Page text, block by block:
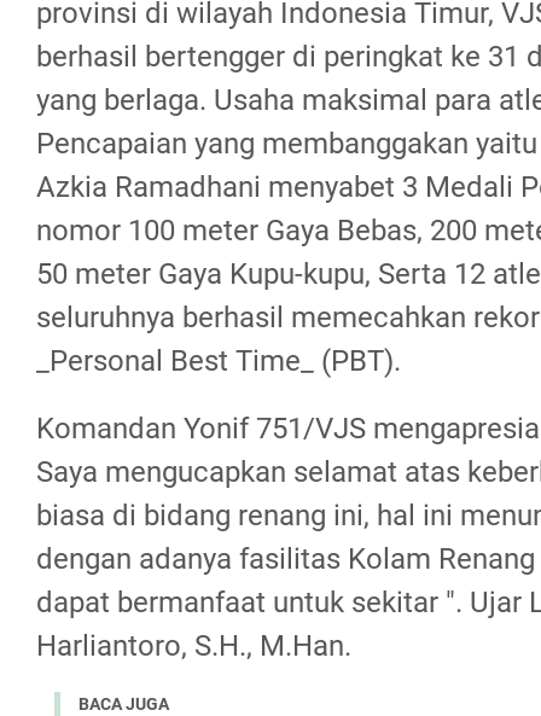
provinsi di wilayah Indonesia Timur,
berhasil bertengger di peringkat ke 31
yang berlaga. Usaha maksimal para
Pencapaian yang membanggakan
Azkia Ramadhani menyabet 3 Medali
nomor 100 meter Gaya Bebas, 200
50 meter Gaya Kupu-kupu, Serta 12
seluruhnya berhasil memecahkan
_Personal Best Time_ (PBT).
Komandan Yonif 751/VJS
Saya mengucapkan selamat atas
biasa di bidang renang ini, hal ini
dengan adanya fasilitas Kolam
dapat bermanfaat untuk sekitar ". Ujar
Harliantoro, S.H., M.Han.
BACA JUGA